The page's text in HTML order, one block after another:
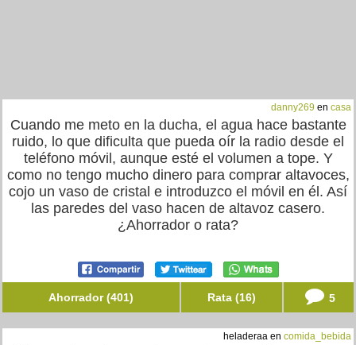
danny269 en casa
Cuando me meto en la ducha, el agua hace bastante
ruido, lo que dificulta que pueda oír la radio desde el
teléfono móvil, aunque esté el volumen a tope. Y
como no tengo mucho dinero para comprar altavoces,
cojo un vaso de cristal e introduzco el móvil en él. Así
las paredes del vaso hacen de altavoz casero.
¿Ahorrador o rata?
Ahorrador (401) Rata (16) 5
heladeraa en comida_bebida